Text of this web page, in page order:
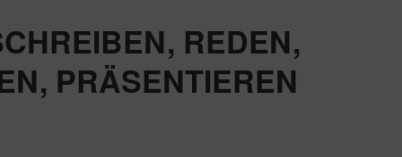
REDEN,
PRÄSENTIEREN